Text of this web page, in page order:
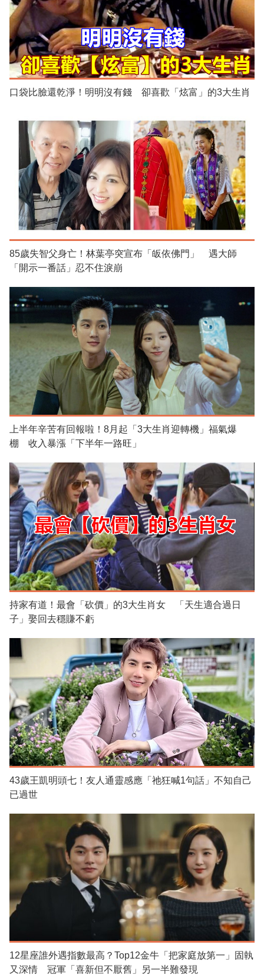
口袋比臉還乾淨！明明沒有錢 卻喜歡「炫富」的3大生肖
85歲失智父身亡！林葉亭突宣布「皈依佛門」 遇大師
「開示一番話」忍不住淚崩
上半年辛苦有回報啦！8月起「3大生肖迎轉機」福氣爆
棚 收入暴漲「下半年一路旺」
持家有道！最會「砍價」的3大生肖女 「天生適合過日
子」娶回去穩賺不虧
43歲王凱明頭七！友人通靈感應「祂狂喊1句話」不知自己
已過世
12星座誰外遇指數最高？Top12金牛「把家庭放第一」固執
又深情 冠軍「喜新但不厭舊」另一半難發現